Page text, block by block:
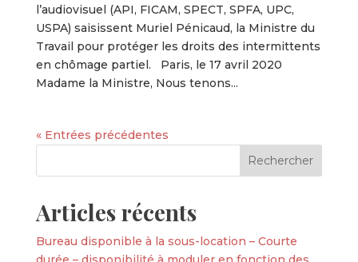
l’audiovisuel (API, FICAM, SPECT, SPFA, UPC,
USPA) saisissent Muriel Pénicaud, la Ministre du
Travail pour protéger les droits des intermittents
en chômage partiel. Paris, le 17 avril 2020
Madame la Ministre, Nous tenons...
« Entrées précédentes
Articles récents
Bureau disponible à la sous-location – Courte